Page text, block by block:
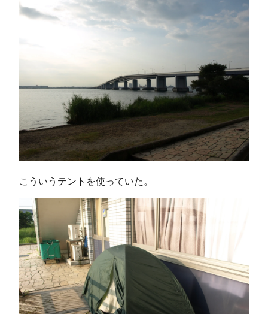
こういうテントを使っていた。